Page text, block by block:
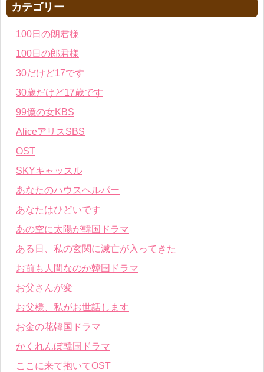
カテゴリー
100日の朗君様
100日の郎君様
30だけど17です
30歳だけど17歳です
99億の女KBS
AliceアリスSBS
OST
SKYキャッスル
あなたのハウスヘルパー
あなたはひどいです
あの空に太陽が韓国ドラマ
ある日、私の玄関に滅亡が入ってきた
お前も人間なのか韓国ドラマ
お父さんが変
お父様、私がお世話します
お金の花韓国ドラマ
かくれんぼ韓国ドラマ
ここに来て抱いてOST